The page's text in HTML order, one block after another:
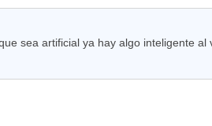
sea artificial ya hay algo inteligente al